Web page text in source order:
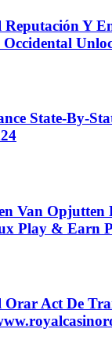
Reputación Y
State-By-
Van Opjutten
Play & Earn
Act De